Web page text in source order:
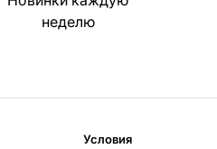
неделю
Условия